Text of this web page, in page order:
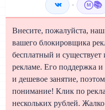
• M 📚
Внесите, пожалуйста,
вашего блокировщика
бесплатный и существует
рекламе. Его поддержка
и дешевое занятие,
понимание! Клик по
нескольких рублей.